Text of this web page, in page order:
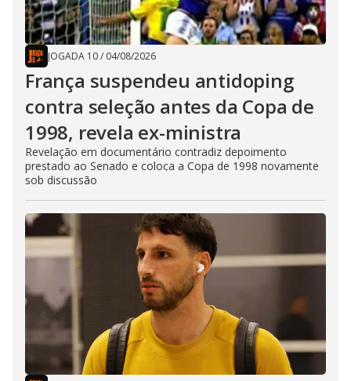
JOGADA 10/ 04/08/2026
França suspendeu antidoping
contra seleção antes da Copa de
1998, revela ex-ministra
Revelação em documentário contradiz depoimento
prestado ao Senado e coloca a Copa de 1998 novamente
sob discussão